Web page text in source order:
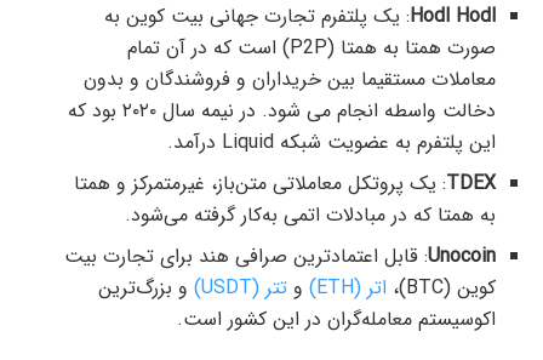
Hodl Hodl: یک پلتفرم تجارت جهانی بیت کوین به
صورت همتا به همتا (P2P) است که در آن تمام
معاملات مستقیما بین خریداران و فروشندگان و بدون
دخالت واسطه انجام می شود. در نیمه سال ۲۰۲۰ بود که
این پلتفرم به عضویت شبکه Liquid درآمد.
TDEX: یک پروتکل معاملاتی متن‌باز، غیرمتمرکز و همتا
به همتا که در مبادلات اتمی به‌کار گرفته می‌شود.
Unocoin: قابل اعتمادترین صرافی هند برای تجارت بیت
کوین (BTC)،
اتر (ETH) و تتر (USDT)
و بزرگ‌ترین
اکوسیستم معامله‌گران در این کشور است.